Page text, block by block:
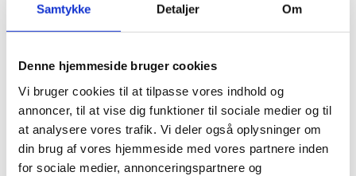
Samtykke Detaljer Om
Denne hjemmeside bruger cookies
Vi bruger cookies til at tilpasse vores indhold og
annoncer, til at vise dig funktioner til sociale medier og til
at analysere vores trafik. Vi deler også oplysninger om
din brug af vores hjemmeside med vores partnere inden
for sociale medier, annonceringspartnere og
Paneldebat: Et grønnere Erasmus+